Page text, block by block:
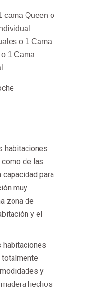
cama Queen o
o 1 Cama
1 Cama
habitaciones
como de las
capacidad para
muy
zona de
y el
habitaciones
y
hechos